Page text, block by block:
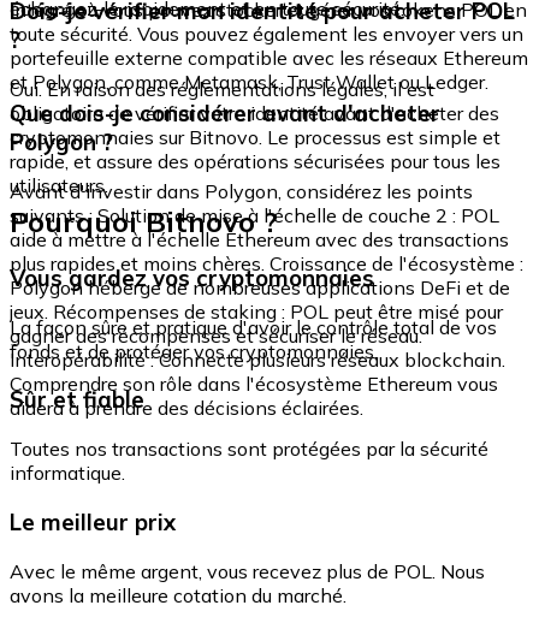
échangez-le rapidement et en toute sécurité.
intégré où vous pouvez stocker et gérer vos tokens POL en
toute sécurité. Vous pouvez également les envoyer vers un
portefeuille externe compatible avec les réseaux Ethereum
et Polygon, comme Metamask, Trust Wallet ou Ledger.
Dois-je vérifier mon identité pour acheter POL
?
Oui. En raison des réglementations légales, il est
obligatoire de vérifier votre identité avant d'acheter des
cryptomonnaies sur Bitnovo. Le processus est simple et
rapide, et assure des opérations sécurisées pour tous les
utilisateurs.
Que dois-je considérer avant d'acheter
Polygon ?
Avant d'investir dans Polygon, considérez les points
suivants : Solution de mise à l'échelle de couche 2 : POL
aide à mettre à l'échelle Ethereum avec des transactions
plus rapides et moins chères. Croissance de l'écosystème :
Polygon héberge de nombreuses applications DeFi et de
jeux. Récompenses de staking : POL peut être misé pour
gagner des récompenses et sécuriser le réseau.
Interopérabilité : Connecte plusieurs réseaux blockchain.
Comprendre son rôle dans l'écosystème Ethereum vous
aidera à prendre des décisions éclairées.
Pourquoi Bitnovo ?
Vous gardez vos cryptomonnaies
La façon sûre et pratique d'avoir le contrôle total de vos
fonds et de protéger vos cryptomonnaies.
Sûr et fiable
Toutes nos transactions sont protégées par la sécurité
informatique.
Le meilleur prix
Avec le même argent, vous recevez plus de POL. Nous
avons la meilleure cotation du marché.